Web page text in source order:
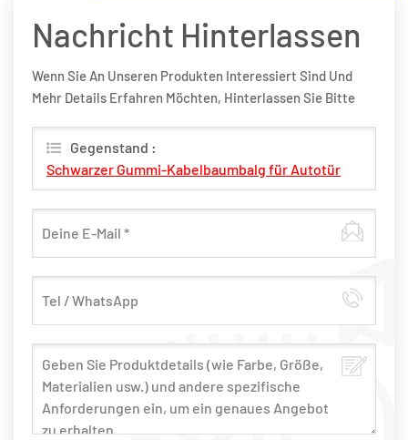
Nachricht Hinterlassen
Wenn Sie An Unseren Produkten Interessiert Sind Und
Mehr Details Erfahren Möchten, Hinterlassen Sie Bitte
Möglich Antworten.
Gegenstand :
Schwarzer Gummi-Kabelbaumbalg für Autotür